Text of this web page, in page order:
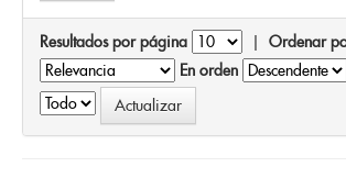
Resultados por página | Ordenar
En orden